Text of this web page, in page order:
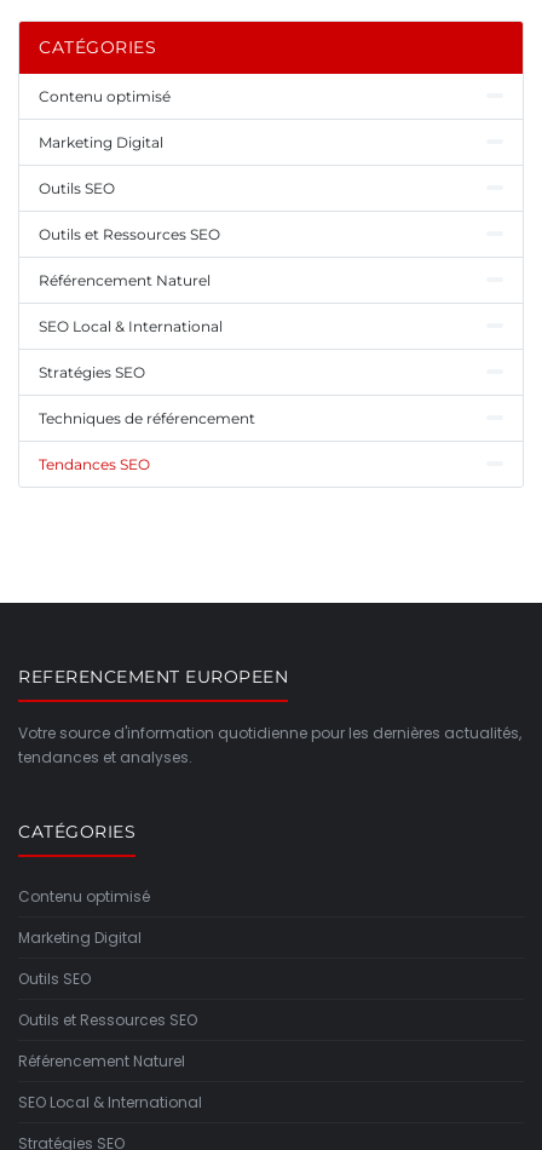
CATÉGORIES
Contenu optimisé
Marketing Digital
Outils SEO
Outils et Ressources SEO
Référencement Naturel
SEO Local & International
Stratégies SEO
Techniques de référencement
Tendances SEO
REFERENCEMENT EUROPEEN
Votre source d'information quotidienne pour les dernières actualités,
tendances et analyses.
CATÉGORIES
Contenu optimisé
Marketing Digital
Outils SEO
Outils et Ressources SEO
Référencement Naturel
SEO Local & International
Stratégies SEO